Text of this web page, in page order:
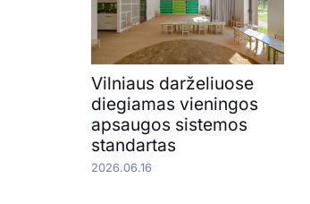
Vilniaus darželiuose
diegiamas vieningos
apsaugos sistemos
standartas
2026.06.16